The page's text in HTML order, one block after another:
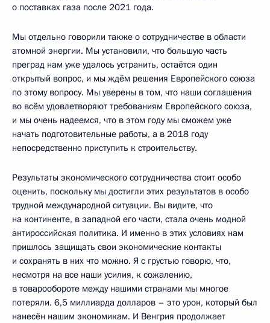
о поставках газа после 2021 года.
Мы отдельно говорили также о сотрудничестве в области
атомной энергии. Мы установили, что большую часть
преград нам уже удалось устранить, остаётся один
открытый вопрос, и мы ждём решения Европейского союза
по этому вопросу. Мы уверены в том, что наши соглашения
во всём удовлетворяют требованиям Европейского союза,
и мы очень надеемся, что в этом году мы сможем уже
начать подготовительные работы, а в 2018 году
непосредственно приступить к строительству.
Результаты экономического сотрудничества стоит особо
оценить, поскольку мы достигли этих результатов в особо
трудной международной ситуации. Вы видите, что
на континенте, в западной его части, стала очень модной
антироссийская политика. И именно в этих условиях нам
пришлось защищать свои экономические контакты
и сохранять в них что можно. Я с грустью говорю, что,
несмотря на все наши усилия, к сожалению,
в товарообороте между нашими странами мы многое
потеряли. 6,5 миллиарда долларов – это урон, который был
нанесён нашим экономикам. И Венгрия продолжает